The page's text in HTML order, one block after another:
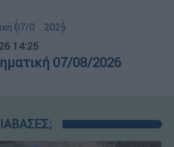
14:25
07/08/2026